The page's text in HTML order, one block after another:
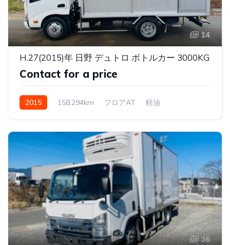
14
H.27(2015)年 日野 デュトロ ボトルカー 3000KG
Contact for a price
2015 158,294km フロアAT 軽油
36